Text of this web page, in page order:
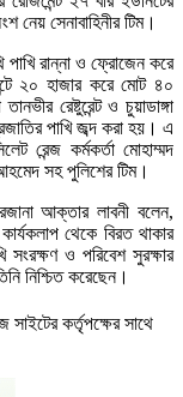
সেনাবাহিনীর টিম।
পাখি রান্না ও ফ্রোজেন করে
২০ হাজার করে মোট ৪০
রেষ্টুরেন্ট ও চুয়াডাঙ্গা
পাখি জব্দ করা হয়। এ
রেন্জ কর্মকর্তা মোহাম্মদ
সহ পুলিশের টিম।
আক্তার লাবনী বলেন,
থেকে বিরত থাকার
ও পরিবেশ সুরক্ষার
নিশ্চিত করেছেন।
কর্তৃপক্ষের সাথে